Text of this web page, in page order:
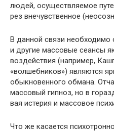
людей, осуществляемое
рез внечувственное
В данной связи необходимо
и другие массовые сеансы
воздействия (например,
«волшебников») являются
обыкновенного обмана.
массовый гипноз, но в
вая истерия и массовое
Что же касается